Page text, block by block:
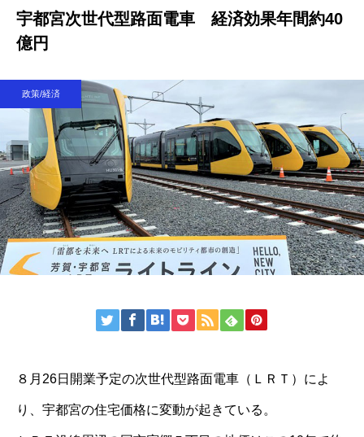
宇都宮次世代型路面電車 経済効果年間約40
億円
政策/経済
８月26日開業予定の次世代型路面電車（ＬＲＴ）によ
り、宇都宮の住宅価格に変動が起きている。